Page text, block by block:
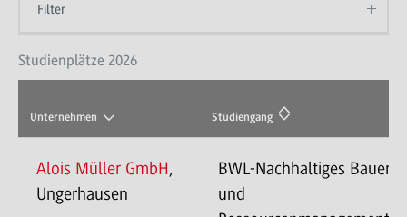
Filter
Studienplätze 2026
Unternehmen Studiengang
Alois Müller GmbH,
Ungerhausen
BWL-Nachhaltiges Bauen
und